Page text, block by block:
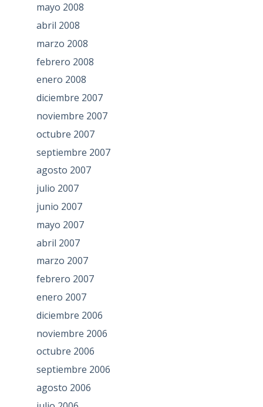
mayo 2008
abril 2008
marzo 2008
febrero 2008
enero 2008
diciembre 2007
noviembre 2007
octubre 2007
septiembre 2007
agosto 2007
julio 2007
junio 2007
mayo 2007
abril 2007
marzo 2007
febrero 2007
enero 2007
diciembre 2006
noviembre 2006
octubre 2006
septiembre 2006
agosto 2006